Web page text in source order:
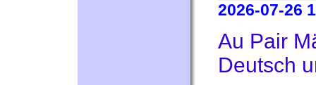
2026-07-26
Au Pair
Deutsch